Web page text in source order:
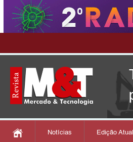
Notícias Edição Atual